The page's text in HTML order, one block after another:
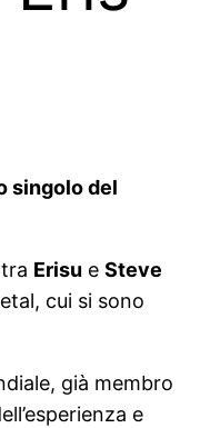
singolo del
Erisu e Steve
cui si sono
già membro
e